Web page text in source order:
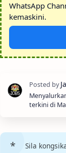
WhatsApp
kemaskini.
terkini di
Sila